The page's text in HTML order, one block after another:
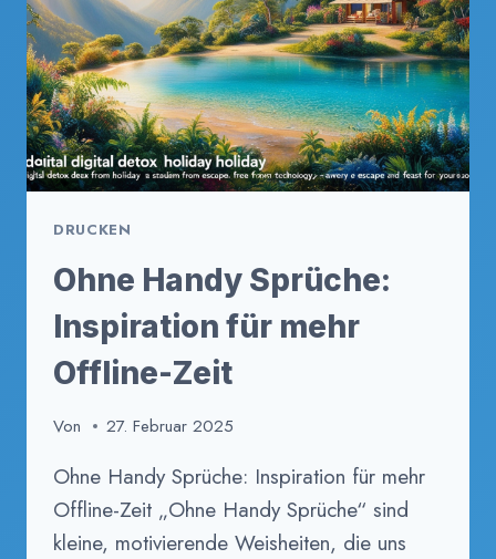
DRUCKEN
Ohne Handy Sprüche:
Inspiration für mehr
Offline-Zeit
Von 27. Februar 2025
Ohne Handy Sprüche: Inspiration für mehr
Offline-Zeit „Ohne Handy Sprüche“ sind
kleine, motivierende Weisheiten, die uns